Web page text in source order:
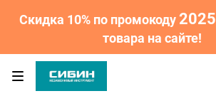
Скидка 10% по промокоду2025
товара на сайте!